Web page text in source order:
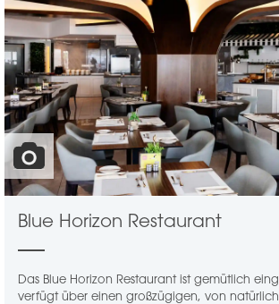
Blue Horizon Restaurant
Das Blue Horizon Restaurant ist gemütlich
verfügt über einen großzügigen, von